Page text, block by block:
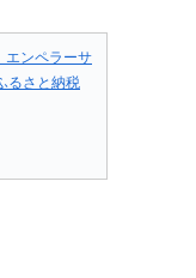
エンペラーサ
るさと納税